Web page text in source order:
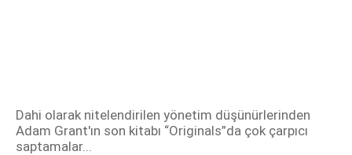
Dahi olarak nitelendirilen yönetim düşünürlerinden
Adam Grant'ın son kitabı “Originals”da çok çarpıcı
saptamalar...